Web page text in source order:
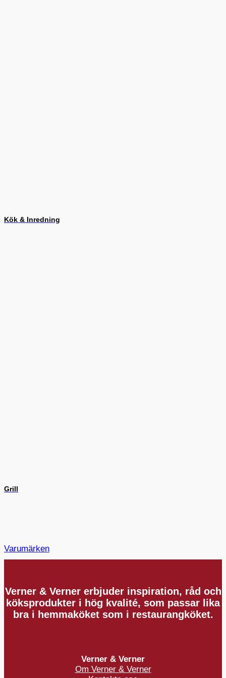
Kök & Inredning
Grill
Varumärken
Verner & Verner erbjuder inspiration, råd och
köksprodukter i hög kvalité, som passar lika
bra i hemmaköket som i restaurangköket.
Verner & Verner
Om Verner & Verner